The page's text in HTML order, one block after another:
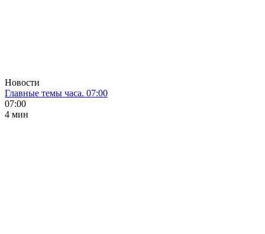
Новости
Главные темы часа. 07:00
07:00
4 мин